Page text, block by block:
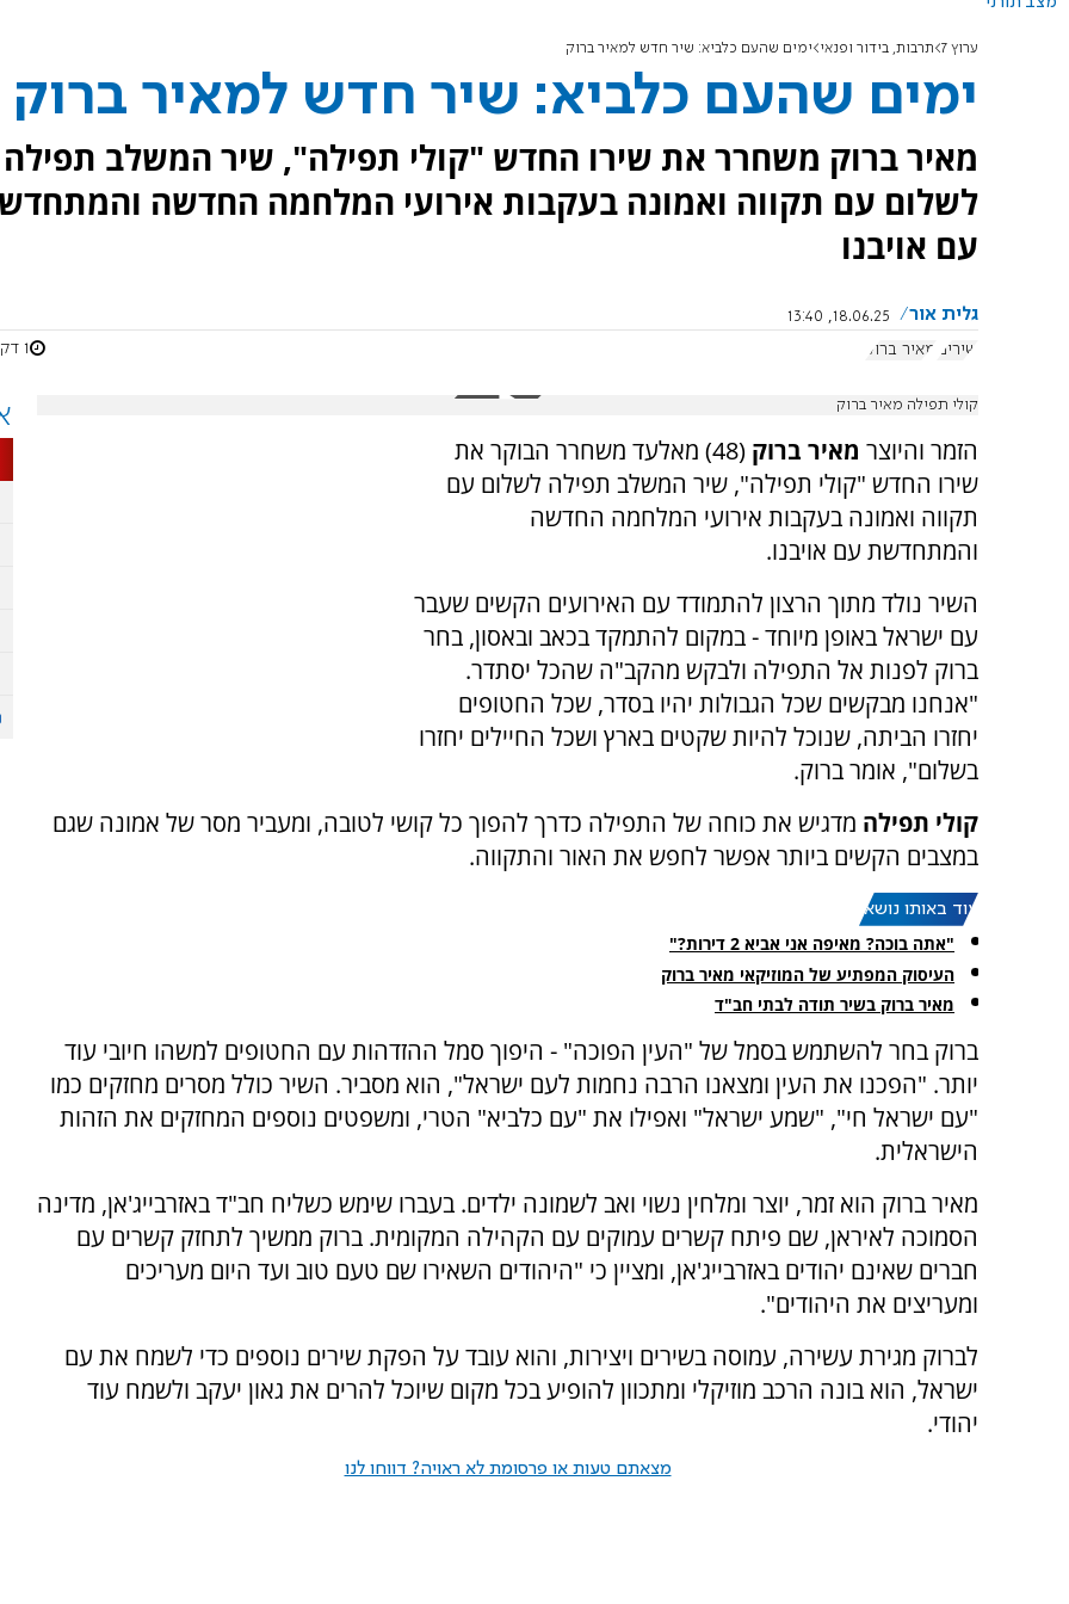
ערוץ 7 תרבות, בידור ופנאי ימים שהעם כלביא: שיר חדש למאיר ברוק
ימים שהעם כלביא: שיר חדש למאיר ברוק
מאיר ברוק משחרר את שירו החדש "קולי תפילה", שיר המשלב תפילה
לשלום עם תקווה ואמונה בעקבות אירועי המלחמה החדשה
עם אויבנו
גלית אור
18.06.25, 13:40
שירים מאיר ברוק 1 דקות
קולי תפילה מאיר ברוק
הזמר והיוצר מאיר ברוק
(48) מאלעד משחרר הבוקר את
שירו החדש "קולי תפילה", שיר המשלב תפילה לשלום עם
תקווה ואמונה בעקבות אירועי המלחמה החדשה
והמתחדשת עם אויבנו.
השיר נולד מתוך הרצון להתמודד עם האירועים הקשים שעבר
עם ישראל באופן מיוחד - במקום להתמקד בכאב ובאסון, בחר
ברוק לפנות אל התפילה ולבקש מהקב"ה שהכל יסתדר.
"אנחנו מבקשים שכל הגבולות יהיו בסדר, שכל החטופים
יחזרו הביתה, שנוכל להיות שקטים בארץ ושכל החיילים יחזרו
בשלום", אומר ברוק.
קולי תפילה מדגיש את כוחה של התפילה כדרך להפוך כל קושי לטובה, ומעביר מסר של אמונה שגם
במצבים הקשים ביותר אפשר לחפש את האור והתקווה.
עוד באותו נושא:
"אתה בוכה? מאיפה אני אביא 2 דירות?"
העיסוק המפתיע של המוזיקאי מאיר ברוק
מאיר ברוק בשיר תודה לבתי חב"ד
ברוק בחר להשתמש בסמל של "העין הפוכה" - היפוך סמל ההזדהות עם החטופים למשהו חיובי עוד
יותר. "הפכנו את העין ומצאנו הרבה נחמות לעם ישראל", הוא מסביר. השיר כולל מסרים מחזקים כמו
"עם ישראל חי", "שמע ישראל" ואפילו את "עם כלביא" הטרי, ומשפטים נוספים המחזקים את הזהות
הישראלית.
מאיר ברוק הוא זמר, יוצר ומלחין נשוי ואב לשמונה ילדים. בעברו שימש כשליח חב"ד באזרבייג'אן, מדינה
הסמוכה לאיראן, שם פיתח קשרים עמוקים עם הקהילה המקומית. ברוק ממשיך לתחזק קשרים עם
חברים שאינם יהודים באזרבייג'אן, ומציין כי "היהודים השאירו שם טעם טוב ועד היום מעריכים
ומעריצים את היהודים".
לברוק מגירת עשירה, עמוסה בשירים ויצירות, והוא עובד על הפקת שירים נוספים כדי לשמח את עם
ישראל, הוא בונה הרכב מוזיקלי ומתכוון להופיע בכל מקום שיוכל להרים את גאון יעקב ולשמח עוד
יהודי.
מצאתם טעות או פרסומת לא ראויה? דווחו לנו